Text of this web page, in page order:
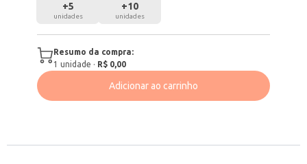
+5
unidades
+10
unidades
Resumo da compra:
1 unidade · R$ 0,00
Adicionar ao carrinho